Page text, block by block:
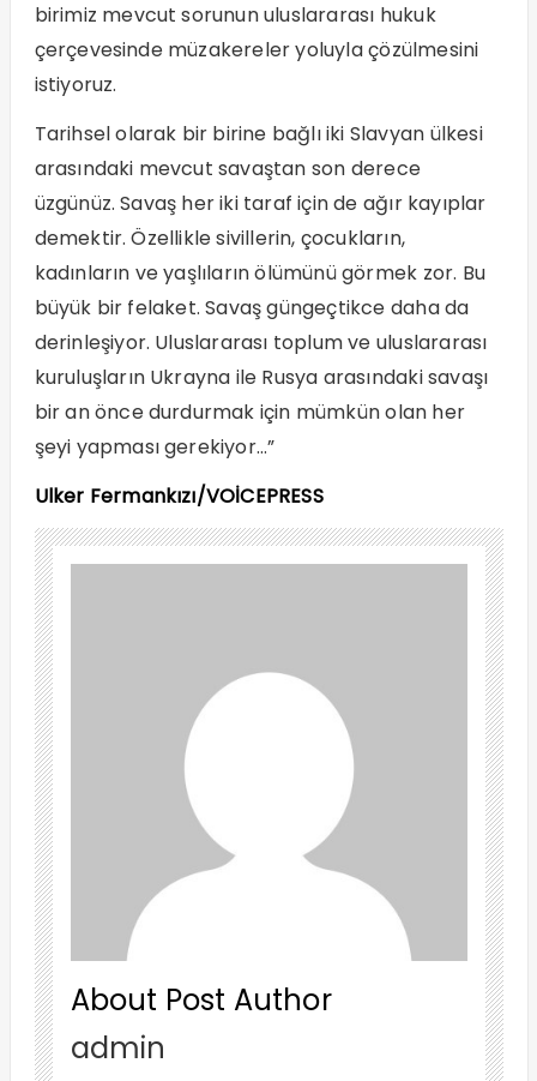
birimiz mevcut sorunun uluslararası hukuk
çerçevesinde müzakereler yoluyla çözülmesini
istiyoruz.
Tarihsel olarak bir birine bağlı iki Slavyan ülkesi
arasındaki mevcut savaştan son derece
üzgünüz. Savaş her iki taraf için de ağır kayıplar
demektir. Özellikle sivillerin, çocukların,
kadınların ve yaşlıların ölümünü görmek zor. Bu
büyük bir felaket. Savaş güngeçtikce daha da
derinleşiyor. Uluslararası toplum ve uluslararası
kuruluşların Ukrayna ile Rusya arasındaki savaşı
bir an önce durdurmak için mümkün olan her
şeyi yapması gerekiyor…”
Ulker Fermankızı/VOİCEPRESS
About Post Author
admin